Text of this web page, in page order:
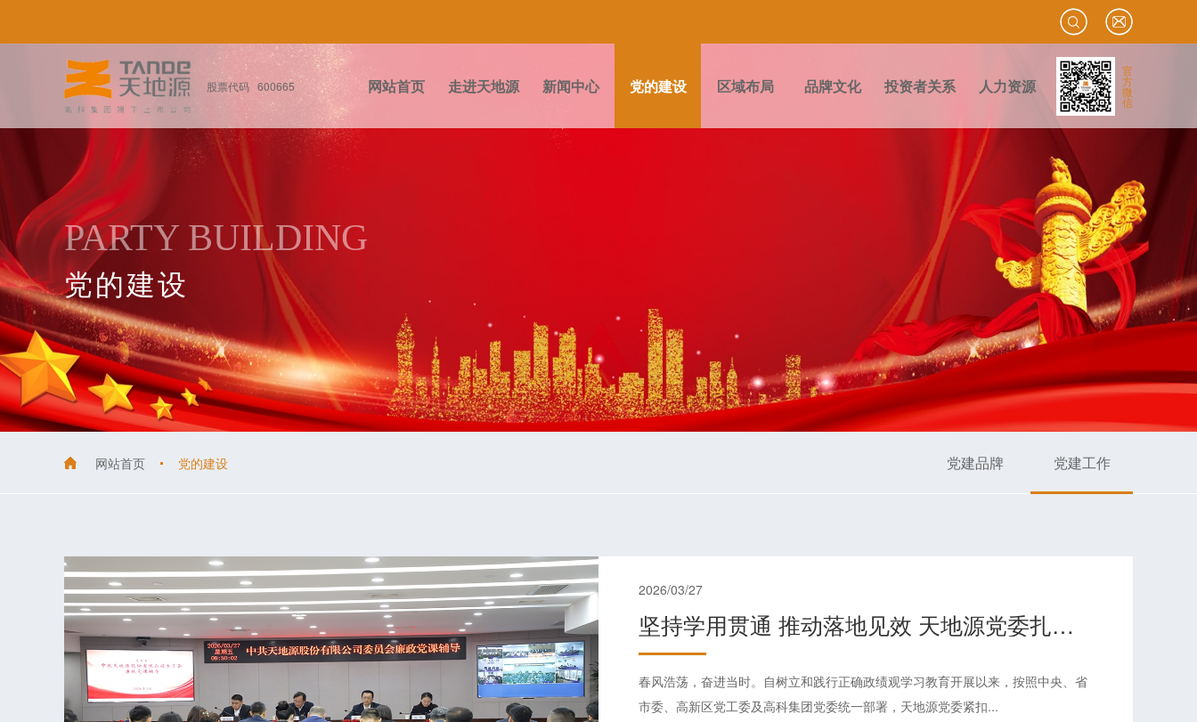
股票代码 600665
官
方
微
信
网站首页 走进天地源 新闻中心 党的建设 区域布局 品牌文化 投资者关系 人力资源
PARTY BUILDING
党的建设
网站首页 党的建设 党建品牌 党建工作
2026/03/27
坚持学用贯通 推动落地见效 天地源党委扎实开展树立和践行正确政绩观学习教育
春风浩荡，奋进当时。自树立和践行正确政绩观学习教育开展以来，按照中央、省
市委、高新区党工委及高科集团党委统一部署，天地源党委紧扣...